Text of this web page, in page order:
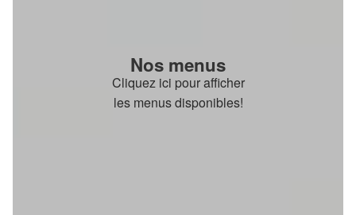
Nos menus
Cliquez ici pour afficher
les menus disponibles!